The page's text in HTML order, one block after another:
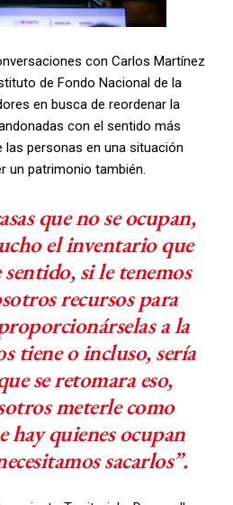
con Carlos Martínez
de Fondo Nacional de la
en busca de reordenar la
con el sentido más
las personas en una situación
un patrimonio también.
que no se ocupan,
el inventario que
sentido, si le tenemos
recursos para
a la
tiene o incluso, sería
se retomara eso,
meterle como
hay quienes ocupan
sacarlos”.